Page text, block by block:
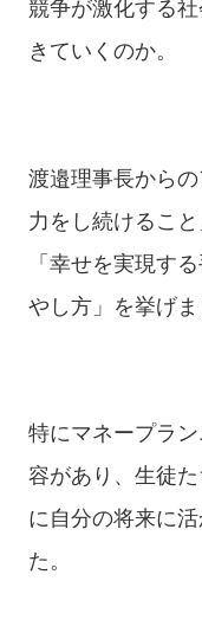
競争が激化する
きていくのか。
渡邉理事長から
力をし続けるこ
「幸せを実現す
やし方」を挙げま
特にマネープラ
容があり、生徒
に自分の将来に
た。